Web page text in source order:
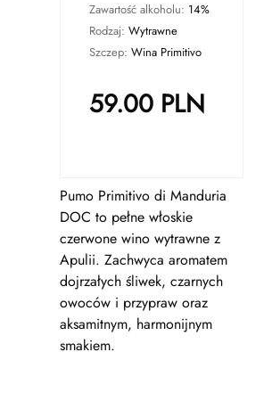
Zawartość alkoholu: 14%
Rodzaj: Wytrawne
Szczep: Wina Primitivo
59.00PLN
Pumo Primitivo di Manduria
DOC to pełne włoskie
czerwone wino wytrawne z
Apulii. Zachwyca aromatem
dojrzałych śliwek, czarnych
owoców i przypraw oraz
aksamitnym, harmonijnym
smakiem.